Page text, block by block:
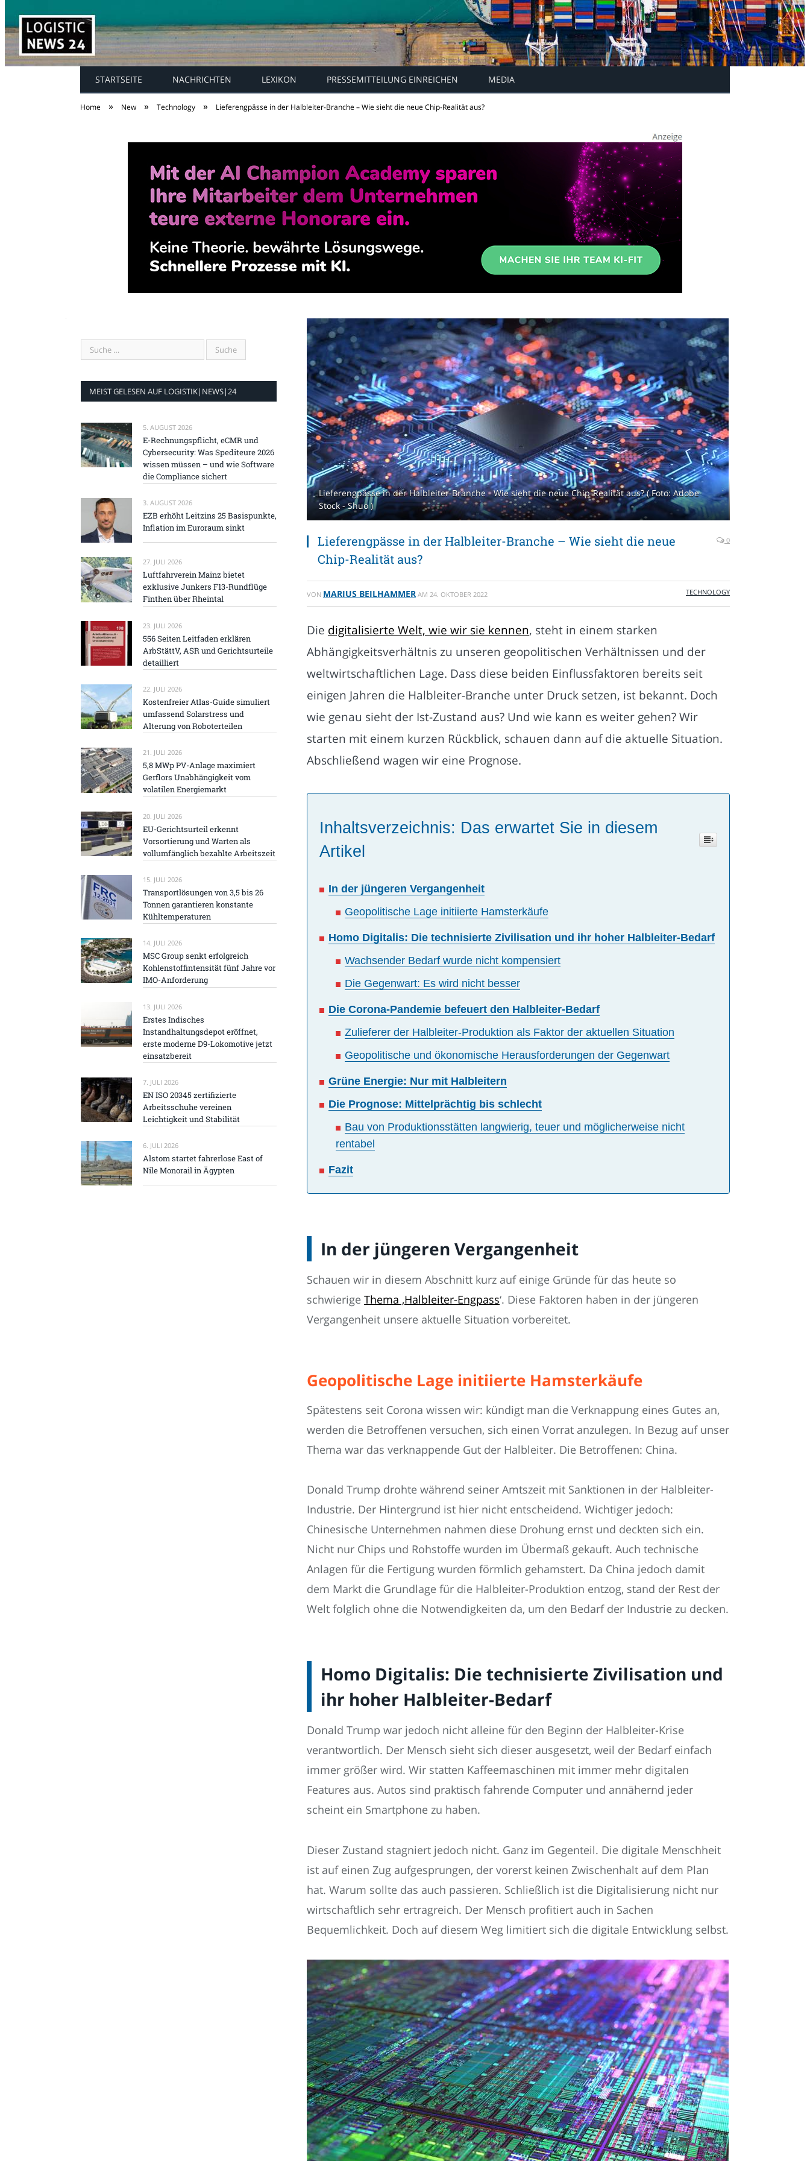
STARTSEITE NACHRICHTEN LEXIKON PRESSEMITTEILUNG EINREICHEN MEDIA
Home » New » Technology » Lieferengpässe in der Halbleiter-Branche – Wie sieht die neue Chip-Realität aus?
Lieferengpässe in der Halbleiter-Branche - Wie sieht die neue Chip-Realität aus? ( Foto: Adobe
Stock - Shuo )
Lieferengpässe in der Halbleiter-Branche – Wie sieht die neue
Chip-Realität aus?
0
VON MARIUS BEILHAMMER AM 24. OKTOBER 2022 TECHNOLOGY
Die digitalisierte Welt, wie wir sie kennen, steht in einem starken
Abhängigkeitsverhältnis zu unseren geopolitischen Verhältnissen und der
weltwirtschaftlichen Lage. Dass diese beiden Einflussfaktoren bereits seit
einigen Jahren die Halbleiter-Branche unter Druck setzen, ist bekannt. Doch
wie genau sieht der Ist-Zustand aus? Und wie kann es weiter gehen? Wir
starten mit einem kurzen Rückblick, schauen dann auf die aktuelle Situation.
Abschließend wagen wir eine Prognose.
Inhaltsverzeichnis: Das erwartet Sie in diesem
Artikel
In der jüngeren Vergangenheit
Geopolitische Lage initiierte Hamsterkäufe
Homo Digitalis: Die technisierte Zivilisation und ihr hoher Halbleiter-Bedarf
Wachsender Bedarf wurde nicht kompensiert
Die Gegenwart: Es wird nicht besser
Die Corona-Pandemie befeuert den Halbleiter-Bedarf
Zulieferer der Halbleiter-Produktion als Faktor der aktuellen Situation
Geopolitische und ökonomische Herausforderungen der Gegenwart
Grüne Energie: Nur mit Halbleitern
Die Prognose: Mittelprächtig bis schlecht
Bau von Produktionsstätten langwierig, teuer und möglicherweise nicht
rentabel
Fazit
In der jüngeren Vergangenheit
Schauen wir in diesem Abschnitt kurz auf einige Gründe für das heute so
schwierige Thema ‚Halbleiter-Engpass‘. Diese Faktoren haben in der jüngeren
Vergangenheit unsere aktuelle Situation vorbereitet.
Geopolitische Lage initiierte Hamsterkäufe
Spätestens seit Corona wissen wir: kündigt man die Verknappung eines Gutes an,
werden die Betroffenen versuchen, sich einen Vorrat anzulegen. In Bezug auf unser
Thema war das verknappende Gut der Halbleiter. Die Betroffenen: China.
Donald Trump drohte während seiner Amtszeit mit Sanktionen in der Halbleiter-
Industrie. Der Hintergrund ist hier nicht entscheidend. Wichtiger jedoch:
Chinesische Unternehmen nahmen diese Drohung ernst und deckten sich ein.
Nicht nur Chips und Rohstoffe wurden im Übermaß gekauft. Auch technische
Anlagen für die Fertigung wurden förmlich gehamstert. Da China jedoch damit
dem Markt die Grundlage für die Halbleiter-Produktion entzog, stand der Rest der
Welt folglich ohne die Notwendigkeiten da, um den Bedarf der Industrie zu decken.
Homo Digitalis: Die technisierte Zivilisation und
ihr hoher Halbleiter-Bedarf
Donald Trump war jedoch nicht alleine für den Beginn der Halbleiter-Krise
verantwortlich. Der Mensch sieht sich dieser ausgesetzt, weil der Bedarf einfach
immer größer wird. Wir statten Kaffeemaschinen mit immer mehr digitalen
Features aus. Autos sind praktisch fahrende Computer und annähernd jeder
scheint ein Smartphone zu haben.
Dieser Zustand stagniert jedoch nicht. Ganz im Gegenteil. Die digitale Menschheit
ist auf einen Zug aufgesprungen, der vorerst keinen Zwischenhalt auf dem Plan
hat. Warum sollte das auch passieren. Schließlich ist die Digitalisierung nicht nur
wirtschaftlich sehr ertragreich. Der Mensch profitiert auch in Sachen
Bequemlichkeit. Doch auf diesem Weg limitiert sich die digitale Entwicklung selbst.
MEIST GELESEN AUF LOGISTIK|NEWS|24
5. AUGUST 2026
E-Rechnungspflicht, eCMR und
Cybersecurity: Was Spediteure 2026
wissen müssen – und wie Software
die Compliance sichert
3. AUGUST 2026
EZB erhöht Leitzins 25 Basispunkte,
Inflation im Euroraum sinkt
27. JULI 2026
Luftfahrverein Mainz bietet
exklusive Junkers F13-Rundflüge
Finthen über Rheintal
23. JULI 2026
556 Seiten Leitfaden erklären
ArbStättV, ASR und Gerichtsurteile
detailliert
22. JULI 2026
Kostenfreier Atlas-Guide simuliert
umfassend Solarstress und
Alterung von Roboterteilen
21. JULI 2026
5,8 MWp PV-Anlage maximiert
Gerflors Unabhängigkeit vom
volatilen Energiemarkt
20. JULI 2026
EU-Gerichtsurteil erkennt
Vorsortierung und Warten als
vollumfänglich bezahlte Arbeitszeit
15. JULI 2026
Transportlösungen von 3,5 bis 26
Tonnen garantieren konstante
Kühltemperaturen
14. JULI 2026
MSC Group senkt erfolgreich
Kohlenstoffintensität fünf Jahre vor
IMO-Anforderung
13. JULI 2026
Erstes Indisches
Instandhaltungsdepot eröffnet,
erste moderne D9-Lokomotive jetzt
einsatzbereit
7. JULI 2026
EN ISO 20345 zertifizierte
Arbeitsschuhe vereinen
Leichtigkeit und Stabilität
6. JULI 2026
Alstom startet fahrerlose East of
Nile Monorail in Ägypten